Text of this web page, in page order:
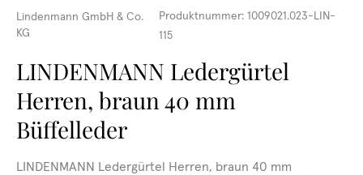
Lindenmann GmbH & Co.
KG
Produktnummer: 1009021.023-LIN-
115
LINDENMANN Ledergürtel
Herren, braun 40 mm
Büffelleder
LINDENMANN Ledergürtel Herren, braun 40 mm